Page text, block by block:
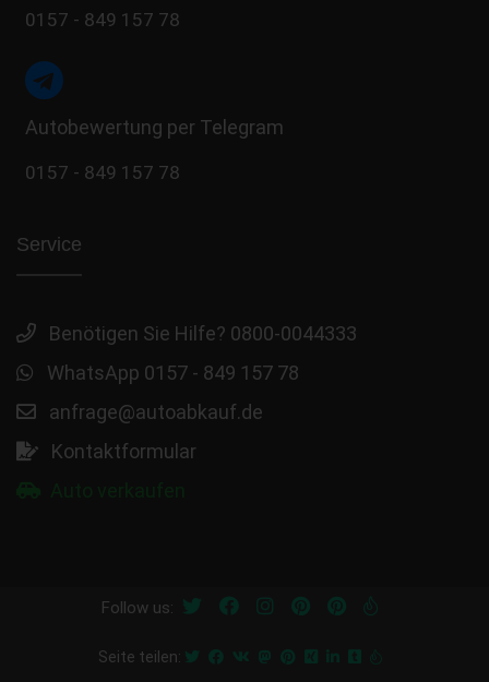
0157 - 849 157 78
Autobewertung per Telegram
0157 - 849 157 78
Service
Benötigen Sie Hilfe? 0800-0044333
WhatsApp 0157 - 849 157 78
anfrage@autoabkauf.de
Kontaktformular
Follow us:
Seite teilen: